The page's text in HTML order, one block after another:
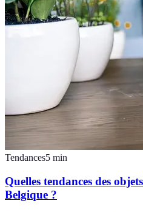
Tendances5 min
Quelles tendances des
Belgique ?